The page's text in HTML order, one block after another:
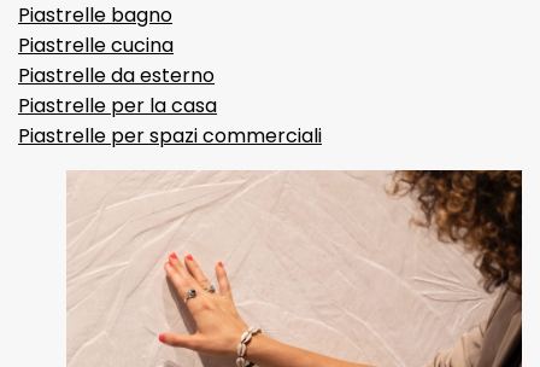
Piastrelle bagno
Piastrelle cucina
Piastrelle da esterno
Piastrelle per la casa
Piastrelle per spazi commerciali